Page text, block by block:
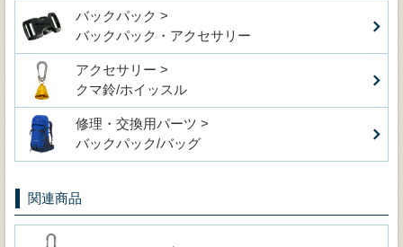
バックパック >
バックパック・アクセサリー
アクセサリー >
クマ鈴/ホイッスル
修理・交換用パーツ >
バックパック/バッグ
関連商品